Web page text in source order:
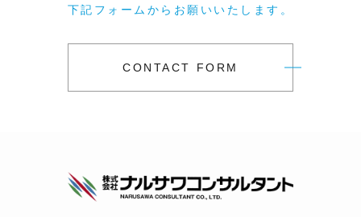
下記フォームからお願いいたします。
CONTACT FORM